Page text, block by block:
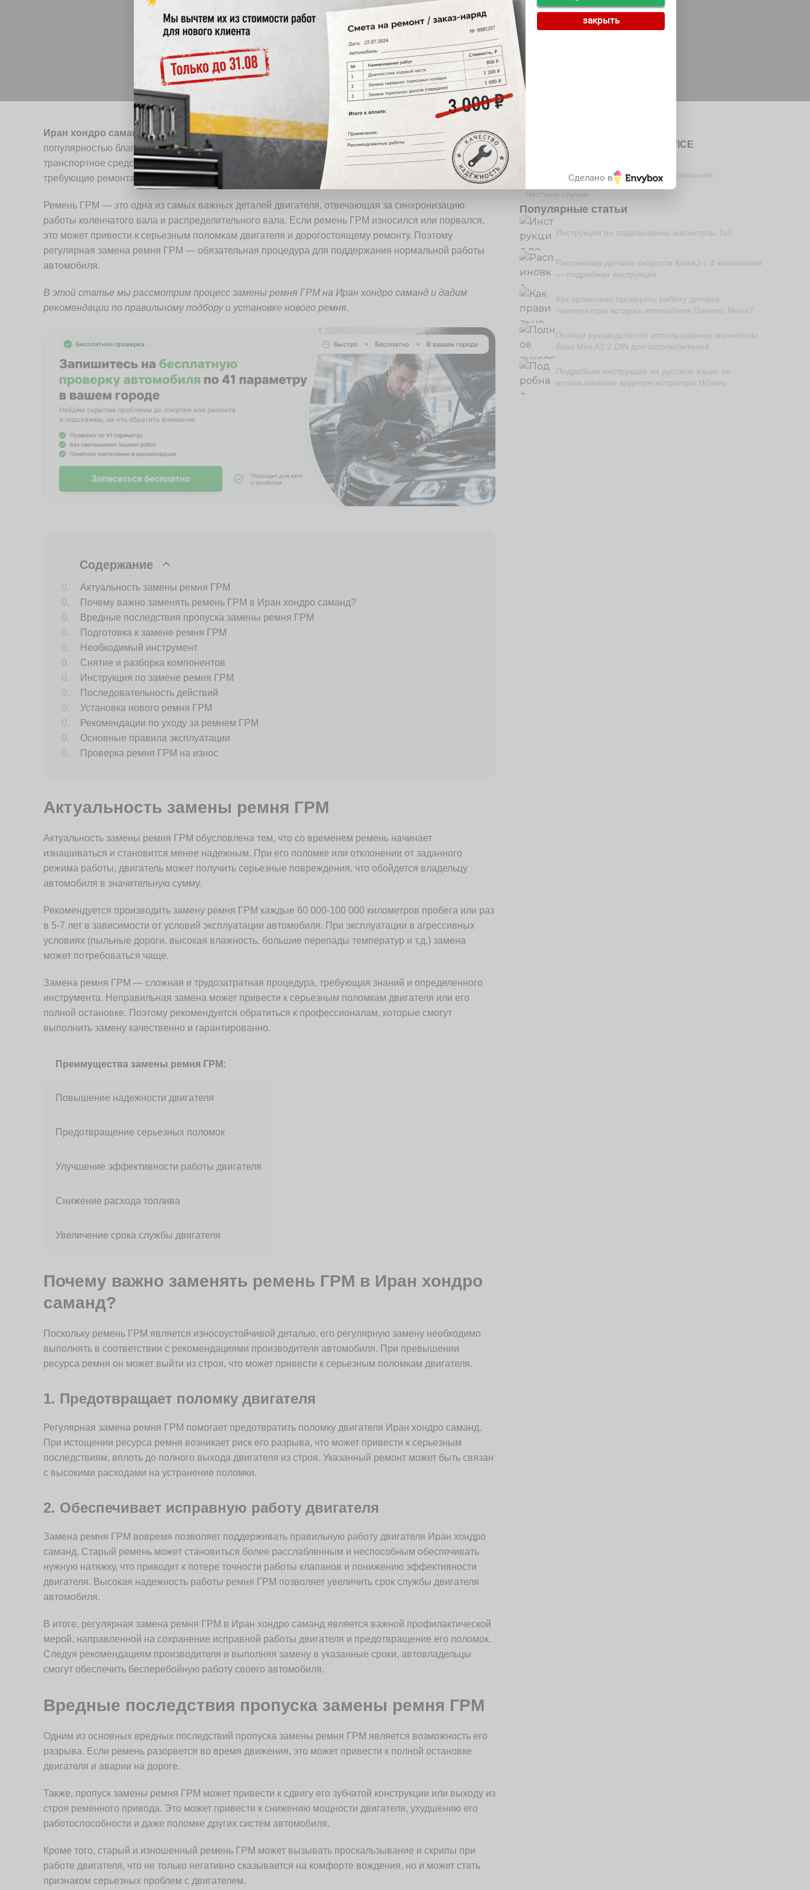
Иран хондро саманд— это популярный автомобиль в Иране, который пользуется большой
популярностью благодаря своей надежности и экономичности. Однако, как и любое другое
транспортное средство, с течением времени и эксплуатации у него возникают проблемы,
требующие ремонта или замены деталей. Одна из таких проблем — износ ремня ГРМ.
Ремень ГРМ — это одна из самых важных деталей двигателя, отвечающая за синхронизацию
работы коленчатого вала и распределительного вала. Если ремень ГРМ износился или порвался,
это может привести к серьезным поломкам двигателя и дорогостоящему ремонту. Поэтому
регулярная замена ремня ГРМ — обязательная процедура для поддержания нормальной работы
автомобиля.
В этой статье мы рассмотрим процесс замены ремня ГРМ на Иран хондро саманд и дадим
рекомендации по правильному подбору и установке нового ремня.
Содержание
Актуальность замены ремня ГРМ
Почему важно заменять ремень ГРМ в Иран хондро саманд?
Вредные последствия пропуска замены ремня ГРМ
Подготовка к замене ремня ГРМ
Необходимый инструмент
Снятие и разборка компонентов
Инструкция по замене ремня ГРМ
Последовательность действий
Установка нового ремня ГРМ
Рекомендации по уходу за ремнем ГРМ
Основные правила эксплуатации
Проверка ремня ГРМ на износ
Актуальность замены ремня ГРМ
Актуальность замены ремня ГРМ обусловлена тем, что со временем ремень начинает
изнашиваться и становится менее надежным. При его поломке или отклонении от заданного
режима работы, двигатель может получить серьезные повреждения, что обойдется владельцу
автомобиля в значительную сумму.
Рекомендуется производить замену ремня ГРМ каждые 60 000-100 000 километров пробега или раз
в 5-7 лет в зависимости от условий эксплуатации автомобиля. При эксплуатации в агрессивных
условиях (пыльные дороги, высокая влажность, большие перепады температур и т.д.) замена
может потребоваться чаще.
Замена ремня ГРМ — сложная и трудозатратная процедура, требующая знаний и определенного
инструмента. Неправильная замена может привести к серьезным поломкам двигателя или его
полной остановке. Поэтому рекомендуется обратиться к профессионалам, которые смогут
выполнить замену качественно и гарантированно.
Преимущества замены ремня ГРМ:
Повышение надежности двигателя
Предотвращение серьезных поломок
Улучшение эффективности работы двигателя
Снижение расхода топлива
Увеличение срока службы двигателя
Почему важно заменять ремень ГРМ в Иран хондро
саманд?
Поскольку ремень ГРМ является износоустойчивой деталью, его регулярную замену необходимо
выполнять в соответствии с рекомендациями производителя автомобиля. При превышении
ресурса ремня он может выйти из строя, что может привести к серьезным поломкам двигателя.
1. Предотвращает поломку двигателя
Регулярная замена ремня ГРМ помогает предотвратить поломку двигателя Иран хондро саманд.
При истощении ресурса ремня возникает риск его разрыва, что может привести к серьезным
последствиям, вплоть до полного выхода двигателя из строя. Указанный ремонт может быть связан
с высокими расходами на устранение поломки.
2. Обеспечивает исправную работу двигателя
Замена ремня ГРМ вовремя позволяет поддерживать правильную работу двигателя Иран хондро
саманд. Старый ремень может становиться более расслабленным и неспособным обеспечивать
нужную натяжку, что приводит к потере точности работы клапанов и понижению эффективности
двигателя. Высокая надежность работы ремня ГРМ позволяет увеличить срок службы двигателя
автомобиля.
В итоге, регулярная замена ремня ГРМ в Иран хондро саманд является важной профилактической
мерой, направленной на сохранение исправной работы двигателя и предотвращение его поломок.
Следуя рекомендациям производителя и выполняя замену в указанные сроки, автовладельцы
смогут обеспечить бесперебойную работу своего автомобиля.
Вредные последствия пропуска замены ремня ГРМ
Одним из основных вредных последствий пропуска замены ремня ГРМ является возможность его
разрыва. Если ремень разорвется во время движения, это может привести к полной остановке
двигателя и аварии на дороге.
Также, пропуск замены ремня ГРМ может привести к сдвигу его зубчатой конструкции или выходу из
строя ременного привода. Это может привести к снижению мощности двигателя, ухудшению его
работоспособности и даже поломке других систем автомобиля.
Кроме того, старый и изношенный ремень ГРМ может вызывать проскальзывание и скрипы при
работе двигателя, что не только негативно сказывается на комфорте вождения, но и может стать
признаком серьезных проблем с двигателем.
Редакция сайта CAR SERVICE
Полезное водителю
Ремонт и обслуживание
Частные случаи
Популярные статьи
Инструкция по подключению магнитолы Тс7
Распиновка датчика скорости КамАЗ с 4 контактами
— подробная инструкция
Как правильно проверить работу датчика
температуры воздуха автомобиля Daewoo Nexia?
Полное руководство по использованию магнитолы
Boss Mini A2 2 DIN для автолюбителей
Подробная инструкция на русском языке по
использованию видеорегистратора HiSeeu
закрыть
Сделано в